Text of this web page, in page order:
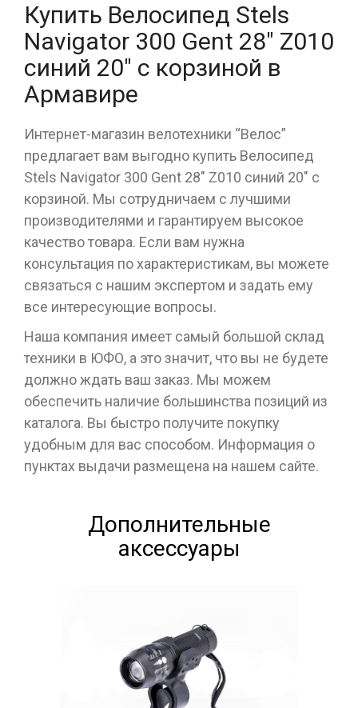
Купить Велосипед Stels
Navigator 300 Gent 28" Z010
синий 20" с корзиной в
Армавире
Интернет-магазин велотехники “Велос”
предлагает вам выгодно купить Велосипед
Stels Navigator 300 Gent 28" Z010 синий 20" с
корзиной. Мы сотрудничаем с лучшими
производителями и гарантируем высокое
качество товара. Если вам нужна
консультация по характеристикам, вы можете
связаться с нашим экспертом и задать ему
все интересующие вопросы.
Наша компания имеет самый большой склад
техники в ЮФО, а это значит, что вы не будете
должно ждать ваш заказ. Мы можем
обеспечить наличие большинства позиций из
каталога. Вы быстро получите покупку
удобным для вас способом. Информация о
пунктах выдачи размещена на нашем сайте.
Дополнительные
аксессуары